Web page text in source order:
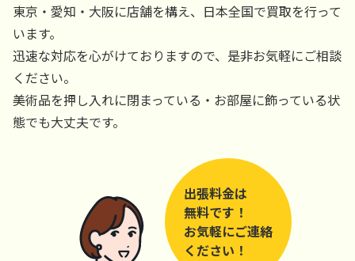
東京・愛知・大阪に店舗を構え、日本全国で買取を行って
います。
迅速な対応を心がけておりますので、是非お気軽にご相談
ください。
美術品を押し入れに閉まっている・お部屋に飾っている状
態でも大丈夫です。
出張料金は
無料です！
お気軽にご連絡
ください！